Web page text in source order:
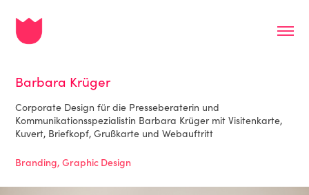
Barbara Krüger
Corporate Design für die Presseberaterin und
Kommunikationsspezialistin Barbara Krüger mit Visitenkarte,
Kuvert, Briefkopf, Grußkarte und Webauftritt
Branding, Graphic Design